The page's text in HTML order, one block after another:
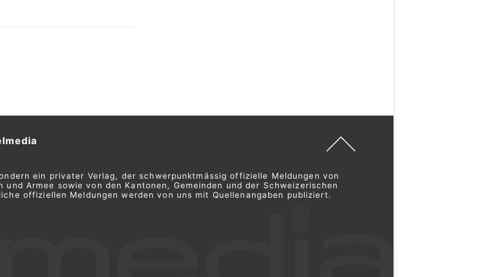
ein privater Verlag, der schwerpunktmässig offizielle Meldungen von
und Armee sowie von den Kantonen, Gemeinden und der Schweizerischen
offiziellen Meldungen werden von uns mit Quellenangaben publiziert.